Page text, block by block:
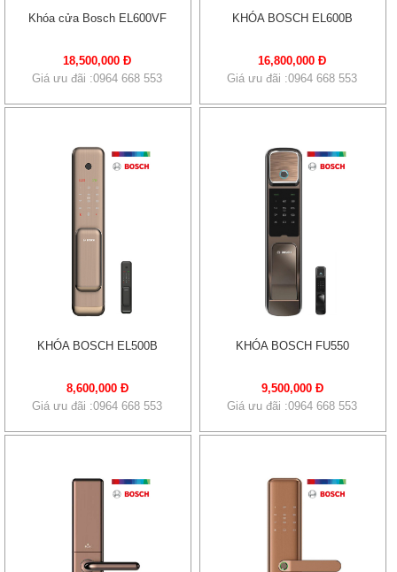
Khóa cửa Bosch EL600VF
18,500,000 Đ
Giá ưu đãi :0964 668 553
KHÓA BOSCH EL600B
16,800,000 Đ
Giá ưu đãi :0964 668 553
KHÓA BOSCH EL500B
8,600,000 Đ
Giá ưu đãi :0964 668 553
KHÓA BOSCH FU550
9,500,000 Đ
Giá ưu đãi :0964 668 553